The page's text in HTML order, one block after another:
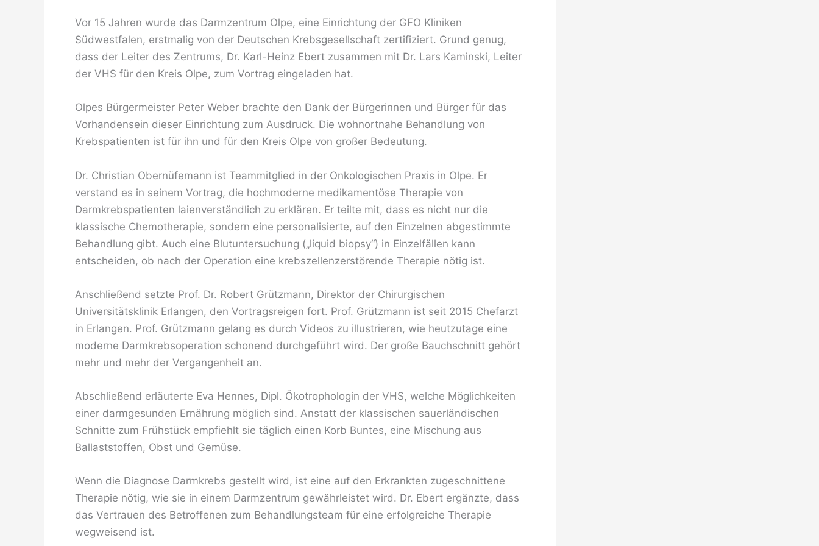
Vor 15 Jahren wurde das Darmzentrum Olpe, eine Einrichtung der GFO Kliniken
Südwestfalen, erstmalig von der Deutschen Krebsgesellschaft zertifiziert. Grund genug,
dass der Leiter des Zentrums, Dr. Karl-Heinz Ebert zusammen mit Dr. Lars Kaminski, Leiter
der VHS für den Kreis Olpe, zum Vortrag eingeladen hat.
Olpes Bürgermeister Peter Weber brachte den Dank der Bürgerinnen und Bürger für das
Vorhandensein dieser Einrichtung zum Ausdruck. Die wohnortnahe Behandlung von
Krebspatienten ist für ihn und für den Kreis Olpe von großer Bedeutung.
Dr. Christian Obernüfemann ist Teammitglied in der Onkologischen Praxis in Olpe. Er
verstand es in seinem Vortrag, die hochmoderne medikamentöse Therapie von
Darmkrebspatienten laienverständlich zu erklären. Er teilte mit, dass es nicht nur die
klassische Chemotherapie, sondern eine personalisierte, auf den Einzelnen abgestimmte
Behandlung gibt. Auch eine Blutuntersuchung („liquid biopsy“) in Einzelfällen kann
entscheiden, ob nach der Operation eine krebszellenzerstörende Therapie nötig ist.
Anschließend setzte Prof. Dr. Robert Grützmann, Direktor der Chirurgischen
Universitätsklinik Erlangen, den Vortragsreigen fort. Prof. Grützmann ist seit 2015 Chefarzt
in Erlangen. Prof. Grützmann gelang es durch Videos zu illustrieren, wie heutzutage eine
moderne Darmkrebsoperation schonend durchgeführt wird. Der große Bauchschnitt gehört
mehr und mehr der Vergangenheit an.
Abschließend erläuterte Eva Hennes, Dipl. Ökotrophologin der VHS, welche Möglichkeiten
einer darmgesunden Ernährung möglich sind. Anstatt der klassischen sauerländischen
Schnitte zum Frühstück empfiehlt sie täglich einen Korb Buntes, eine Mischung aus
Ballaststoffen, Obst und Gemüse.
Wenn die Diagnose Darmkrebs gestellt wird, ist eine auf den Erkrankten zugeschnittene
Therapie nötig, wie sie in einem Darmzentrum gewährleistet wird. Dr. Ebert ergänzte, dass
das Vertrauen des Betroffenen zum Behandlungsteam für eine erfolgreiche Therapie
wegweisend ist.